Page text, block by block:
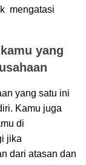
mengatasi
yang
yang satu ini
Kamu juga
di
jika
dari atasan dan